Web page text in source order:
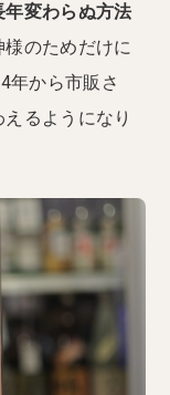
変わらぬ方法
様のためだけに
年から市販さ
るようになり